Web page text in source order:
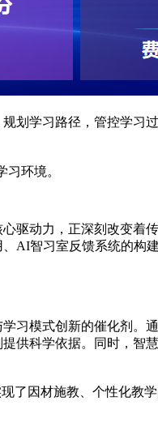
划学习路径，管控学习
环境。
驱动力，正深刻改变着
AI智习室反馈系统的构
习模式创新的催化剂。
供科学依据。同时，智
了因材施教、个性化教